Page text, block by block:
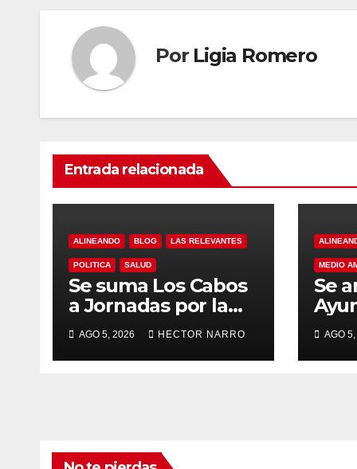
Por Ligia Romero
Entrada relacionada
ALINEANDO BLOG LAS RELEVANTES
POLITICA SALUD
Se suma Los Cabos
a Jornadas por la
Paz con
capacitación en
primeros auxilios
AGO 5, 2026 HECTOR NARRO
MEDIO
Se
Los
AGO